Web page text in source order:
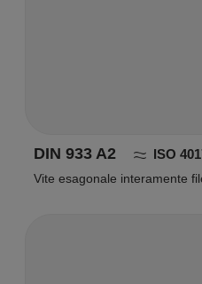
DIN 933 A2 ISO
Vite esagonale interamente